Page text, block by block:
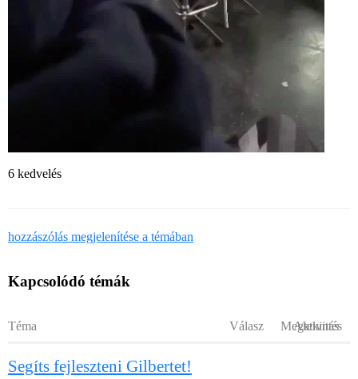
6 kedvelés
hozzászólás megjelenítése a témában
Kapcsolódó témák
Téma Válasz Megtekintés
Aktivitás
Segíts fejleszteni Gilbertet!